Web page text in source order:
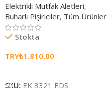
Elektrikli Mutfak Aletleri,
Buharlı Pişiriciler, Tüm Ürünler
Stokta
TRY₺1.810,00
SKU: EK 3321 EDS